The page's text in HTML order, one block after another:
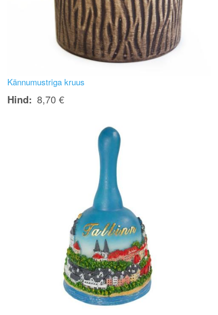
Kännumustriga kruus
Hind 8,70 €